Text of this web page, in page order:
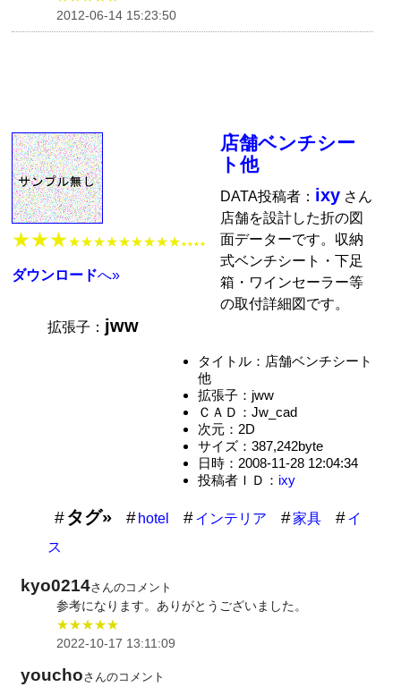
2012-06-14 15:23:50
★★★★★★★★★★★★ ★★★★
ダウンロードへ»
店舗ベンチシー
ト他
DATA投稿者： ixy さん
店舗を設計した折の図
面データーです。収納
式ベンチシート・下足
箱・ワインセーラー等
の取付詳細図です。
拡張子： jww
タイトル：店舗ベンチシート
他
拡張子：jww
ＣＡＤ：Jw_cad
次元：2D
サイズ：387,242byte
日時：2008-11-28 12:04:34
投稿者ＩＤ： ixy
タグ» hotel インテリア 家具
イ
ス
kyo0214さんのコメント
参考になります。ありがとうございました。
★★★★★
2022-10-17 13:11:09
youchoさんのコメント